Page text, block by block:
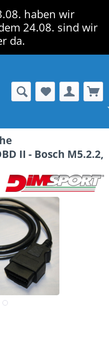
haben wir
24.08. sind wir
da.
II - Bosch M5.2.2,